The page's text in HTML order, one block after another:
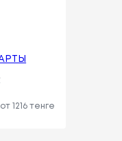
от 1216 тенге